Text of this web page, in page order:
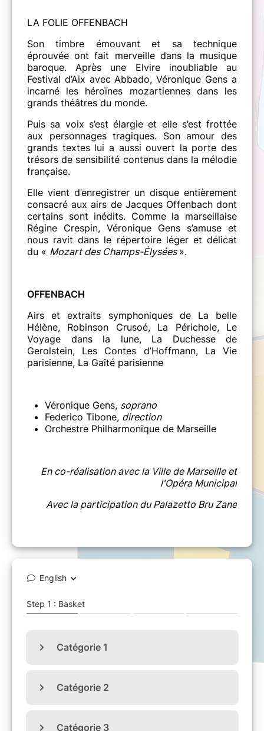
LA FOLIE OFFENBACH
Son timbre émouvant et sa technique
éprouvée ont fait merveille dans la musique
baroque. Après une Elvire inoubliable au
Festival d’Aix avec Abbado, Véronique Gens a
incarné les héroïnes mozartiennes dans les
grands théâtres du monde.
Puis sa voix s’est élargie et elle s’est frottée
aux personnages tragiques. Son amour des
grands textes lui a aussi ouvert la porte des
trésors de sensibilité contenus dans la mélodie
française.
Elle vient d’enregistrer un disque entièrement
consacré aux airs de Jacques Offenbach dont
certains sont inédits. Comme la marseillaise
Régine Crespin, Véronique Gens s’amuse et
nous ravit dans le répertoire léger et délicat
du « Mozart des Champs-Élysées ».
OFFENBACH
Airs et extraits symphoniques de La belle
Hélène, Robinson Crusoé, La Périchole, Le
Voyage dans la lune, La Duchesse de
Gerolstein, Les Contes d’Hoffmann, La Vie
parisienne, La Gaîté parisienne
Véronique Gens, soprano
Federico Tibone, direction
Orchestre Philharmonique de Marseille
En co-réalisation avec la Ville de Marseille et
l'Opéra Municipal
Avec la participation du Palazetto Bru Zane